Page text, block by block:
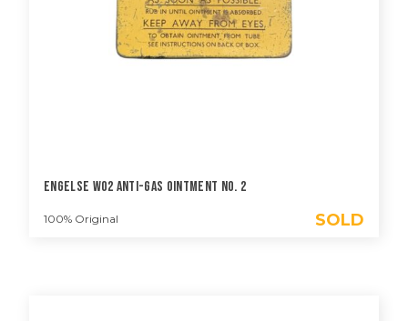
Engelse WO2 Anti-Gas Ointment No. 2
100% Original SOLD